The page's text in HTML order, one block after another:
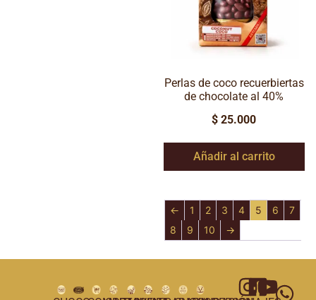
Perlas de coco recuerbiertas
de chocolate al 40%
$ 25.000
Añadir al carrito
← 1 2 3 4 5 6
7
8
9 10 →